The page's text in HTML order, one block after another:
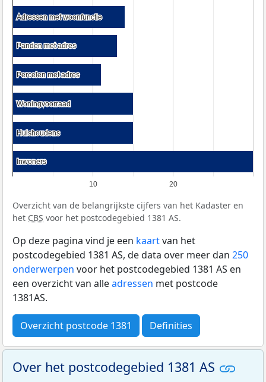
10 20
Adressen met woonfunctie
Adressen met woonfunctie
Panden met adres
Panden met adres
Percelen met adres
Percelen met adres
Woningvoorraad
Woningvoorraad
Huishoudens
Huishoudens
Inwoners
Inwoners
Overzicht van de belangrijkste cijfers van het Kadaster en
het CBS voor het postcodegebied 1381 AS.
Op deze pagina vind je een kaartvan het
postcodegebied 1381 AS, de data over meer dan 250
onderwerpen voor het postcodegebied 1381 AS en
een overzicht van alleadressen met postcode
1381AS.
Overzicht postcode 1381 Definities
Over het postcodegebied 1381 AS